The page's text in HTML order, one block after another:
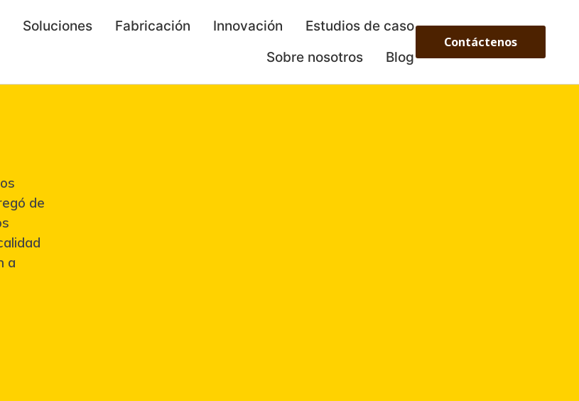
Soluciones Fabricación Innovación
Estudios de caso
Sobre nosotros
Blog
Contáctenos
de
a